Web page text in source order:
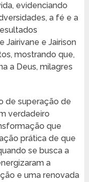
evidenciando
a fé e a
Jairivane e Jairison
mostrando que,
a Deus, milagres
de superação de
verdadeiro
que
prática de que
se busca a
a
e uma renovada